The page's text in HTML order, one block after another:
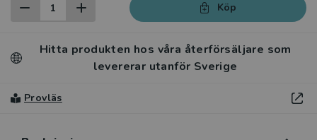
Köp
Hitta produkten hos våra återförsäljare som
levererar utanför Sverige
Provläs